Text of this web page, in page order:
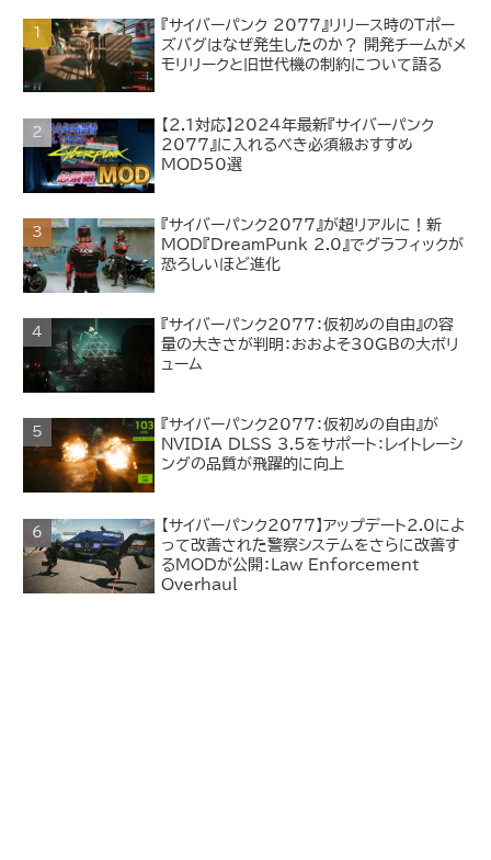
『サイバーパンク 2077』リリース時のTポー
ズバグはなぜ発生したのか？ 開発チームがメ
モリリークと旧世代機の制約について語る
【2.1対応】2024年最新『サイバーパンク
2077』に入れるべき必須級おすすめ
MOD50選
『サイバーパンク2077』が超リアルに！新
MOD『DreamPunk 2.0』でグラフィックが
恐ろしいほど進化
『サイバーパンク2077：仮初めの自由』の容
量の大きさが判明：おおよそ30GBの大ボリ
ューム
『サイバーパンク2077：仮初めの自由』が
NVIDIA DLSS 3.5をサポート：レイトレーシ
ングの品質が飛躍的に向上
【サイバーパンク2077】アップデート2.0によ
って改善された警察システムをさらに改善す
るMODが公開：Law Enforcement
Overhaul